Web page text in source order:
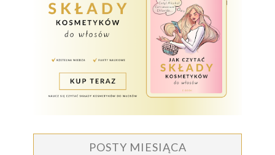
POSTY MIESIĄCA